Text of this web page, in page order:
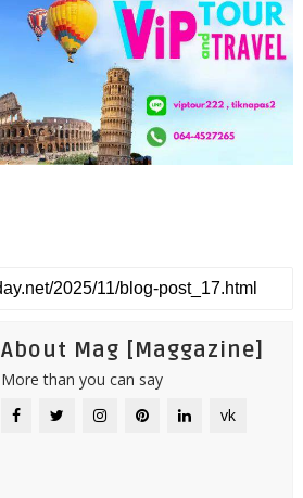
About Mag [Maggazine]
More than you can say
vk